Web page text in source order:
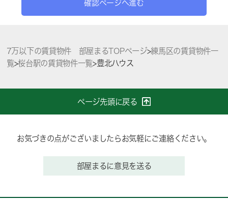
確認ページへ進む
7万以下の賃貸物件 部屋まるTOPページ>練馬区の賃貸物件一
覧>桜台駅の賃貸物件一覧>豊北ハウス
ページ先頭に戻る
お気づきの点がございましたらお気軽にご連絡ください。
部屋まるに意見を送る